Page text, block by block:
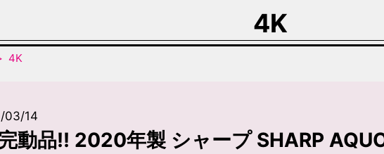
4K
4K
03/14
動品!! 2020年製 シャープ SHARP